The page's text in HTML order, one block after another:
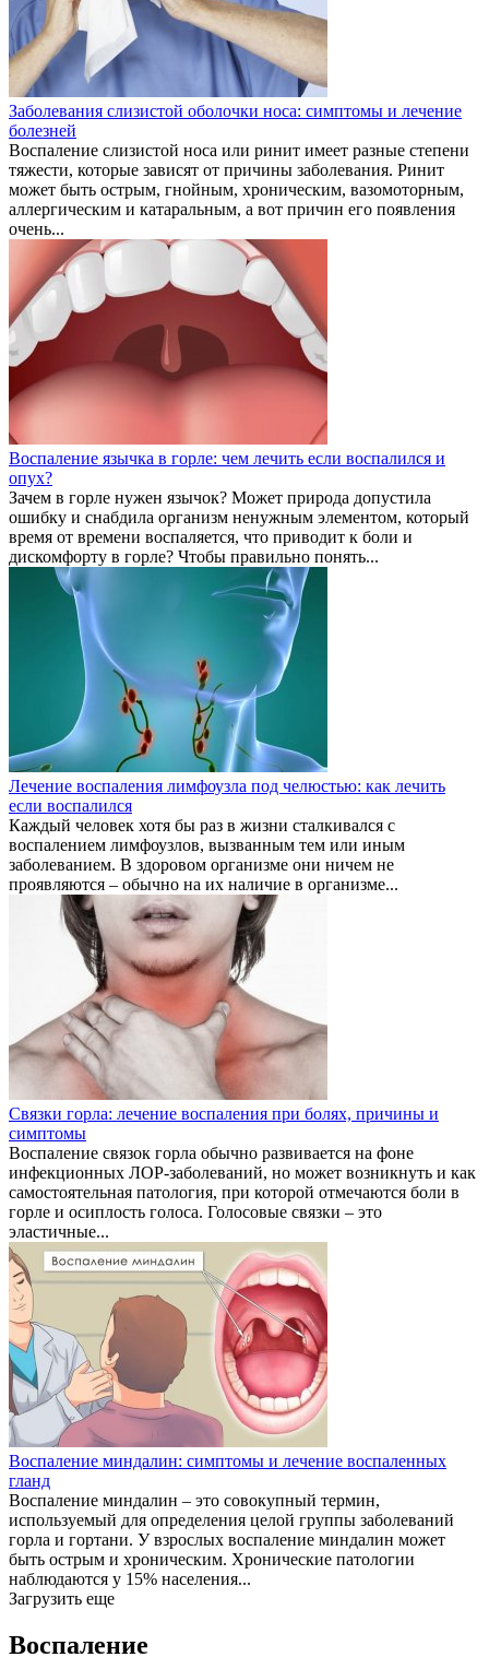
Заболевания слизистой оболочки носа: симптомы и лечение
болезней
Воспаление слизистой носа или ринит имеет разные степени
тяжести, которые зависят от причины заболевания. Ринит
может быть острым, гнойным, хроническим, вазомоторным,
аллергическим и катаральным, а вот причин его появления
очень...
Воспаление язычка в горле: чем лечить если воспалился и
опух?
Зачем в горле нужен язычок? Может природа допустила
ошибку и снабдила организм ненужным элементом, который
время от времени воспаляется, что приводит к боли и
дискомфорту в горле? Чтобы правильно понять...
Лечение воспаления лимфоузла под челюстью: как лечить
если воспалился
Каждый человек хотя бы раз в жизни сталкивался с
воспалением лимфоузлов, вызванным тем или иным
заболеванием. В здоровом организме они ничем не
проявляются – обычно на их наличие в организме...
Связки горла: лечение воспаления при болях, причины и
симптомы
Воспаление связок горла обычно развивается на фоне
инфекционных ЛОР-заболеваний, но может возникнуть и как
самостоятельная патология, при которой отмечаются боли в
горле и осиплость голоса. Голосовые связки – это
эластичные...
Воспаление миндалин: симптомы и лечение воспаленных
гланд
Воспаление миндалин – это совокупный термин,
используемый для определения целой группы заболеваний
горла и гортани. У взрослых воспаление миндалин может
быть острым и хроническим. Хронические патологии
наблюдаются у 15% населения...
Загрузить еще
Воспаление